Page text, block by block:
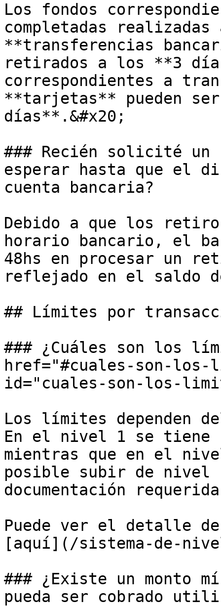
Los fondos
completadas
**transferencias
retirados a los **3
correspondientes a
**tarjetas** pueden
días**.&#x20;
### Recién solicité un
esperar hasta que el
cuenta bancaria?
Debido a que los
horario bancario, el
48hs en procesar un
reflejado en el saldo
## Límites por
### ¿Cuáles son los
href="#cuales-son-
id="cuales-son-los-
Los límites dependen
En el nivel 1 se tiene
mientras que en el
posible subir de nivel
documentación
Puede ver el detalle
[aquí](/sistema-de-
### ¿Existe un monto
pueda ser cobrado